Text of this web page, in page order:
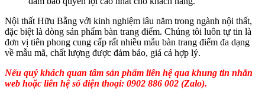
Nội thất Hữu Bằng với kinh nghiệm lâu năm trong ngành nội thất,
đặc biệt là dòng sản phẩm bàn trang điểm. Chúng tôi luôn tự tin là
đơn vị tiên phong cung cấp rất nhiều mẫu bàn trang điểm đa dạng
về mẫu mã, chất lượng được đảm bảo, giá cả hợp lý.
Nếu quý khách quan tâm sản phẩm liên hệ qua khung tin nhắn
web hoặc liên hệ số điện thoại: 0902 886 002 (Zalo).